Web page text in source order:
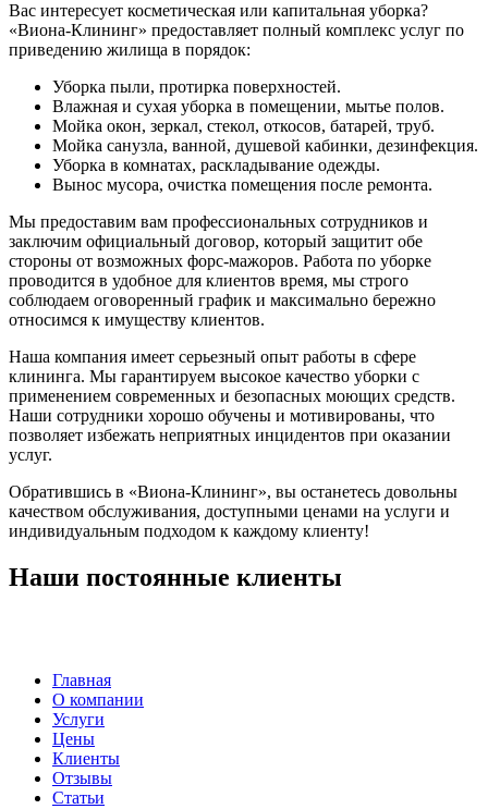
Вас интересует косметическая или капитальная уборка?
«Виона-Клининг» предоставляет полный комплекс услуг по
приведению жилища в порядок:
Уборка пыли, протирка поверхностей.
Влажная и сухая уборка в помещении, мытье полов.
Мойка окон, зеркал, стекол, откосов, батарей, труб.
Мойка санузла, ванной, душевой кабинки, дезинфекция.
Уборка в комнатах, раскладывание одежды.
Вынос мусора, очистка помещения после ремонта.
Мы предоставим вам профессиональных сотрудников и
заключим официальный договор, который защитит обе
стороны от возможных форс-мажоров. Работа по уборке
проводится в удобное для клиентов время, мы строго
соблюдаем оговоренный график и максимально бережно
относимся к имуществу клиентов.
Наша компания имеет серьезный опыт работы в сфере
клининга. Мы гарантируем высокое качество уборки с
применением современных и безопасных моющих средств.
Наши сотрудники хорошо обучены и мотивированы, что
позволяет избежать неприятных инцидентов при оказании
услуг.
Обратившись в «Виона-Клининг», вы останетесь довольны
качеством обслуживания, доступными ценами на услуги и
индивидуальным подходом к каждому клиенту!
Наши постоянные клиенты
Главная
О компании
Услуги
Цены
Клиенты
Отзывы
Статьи